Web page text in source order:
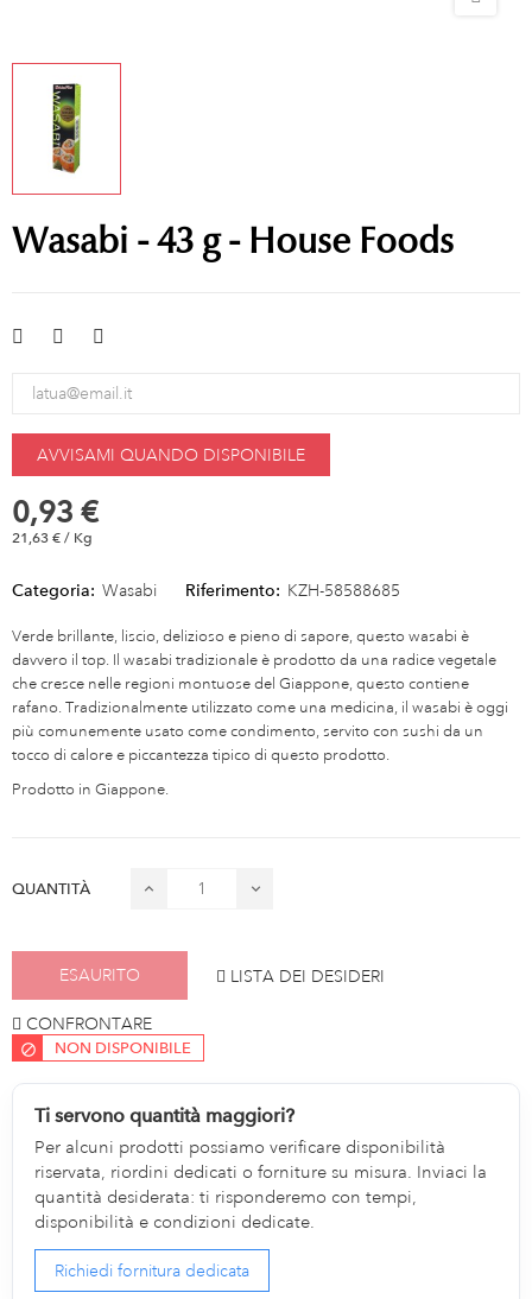
Wasabi - 43 g - House Foods
AVVISAMI QUANDO DISPONIBILE
0,93 €
21,63 € / Kg
Categoria: Wasabi Riferimento: KZH-58588685
Verde brillante, liscio, delizioso e pieno di sapore, questo wasabi è
davvero il top. Il wasabi tradizionale è prodotto da una radice vegetale
che cresce nelle regioni montuose del Giappone, questo contiene
rafano. Tradizionalmente utilizzato come una medicina, il wasabi è oggi
più comunemente usato come condimento, servito con sushi da un
tocco di calore e piccantezza tipico di questo prodotto.
Prodotto in Giappone.
QUANTITÀ
ESAURITO LISTA DEI DESIDERI
CONFRONTARE
NON DISPONIBILE
Ti servono quantità maggiori?
Per alcuni prodotti possiamo verificare disponibilità
riservata, riordini dedicati o forniture su misura. Inviaci la
quantità desiderata: ti risponderemo con tempi,
disponibilità e condizioni dedicate.
Richiedi fornitura dedicata